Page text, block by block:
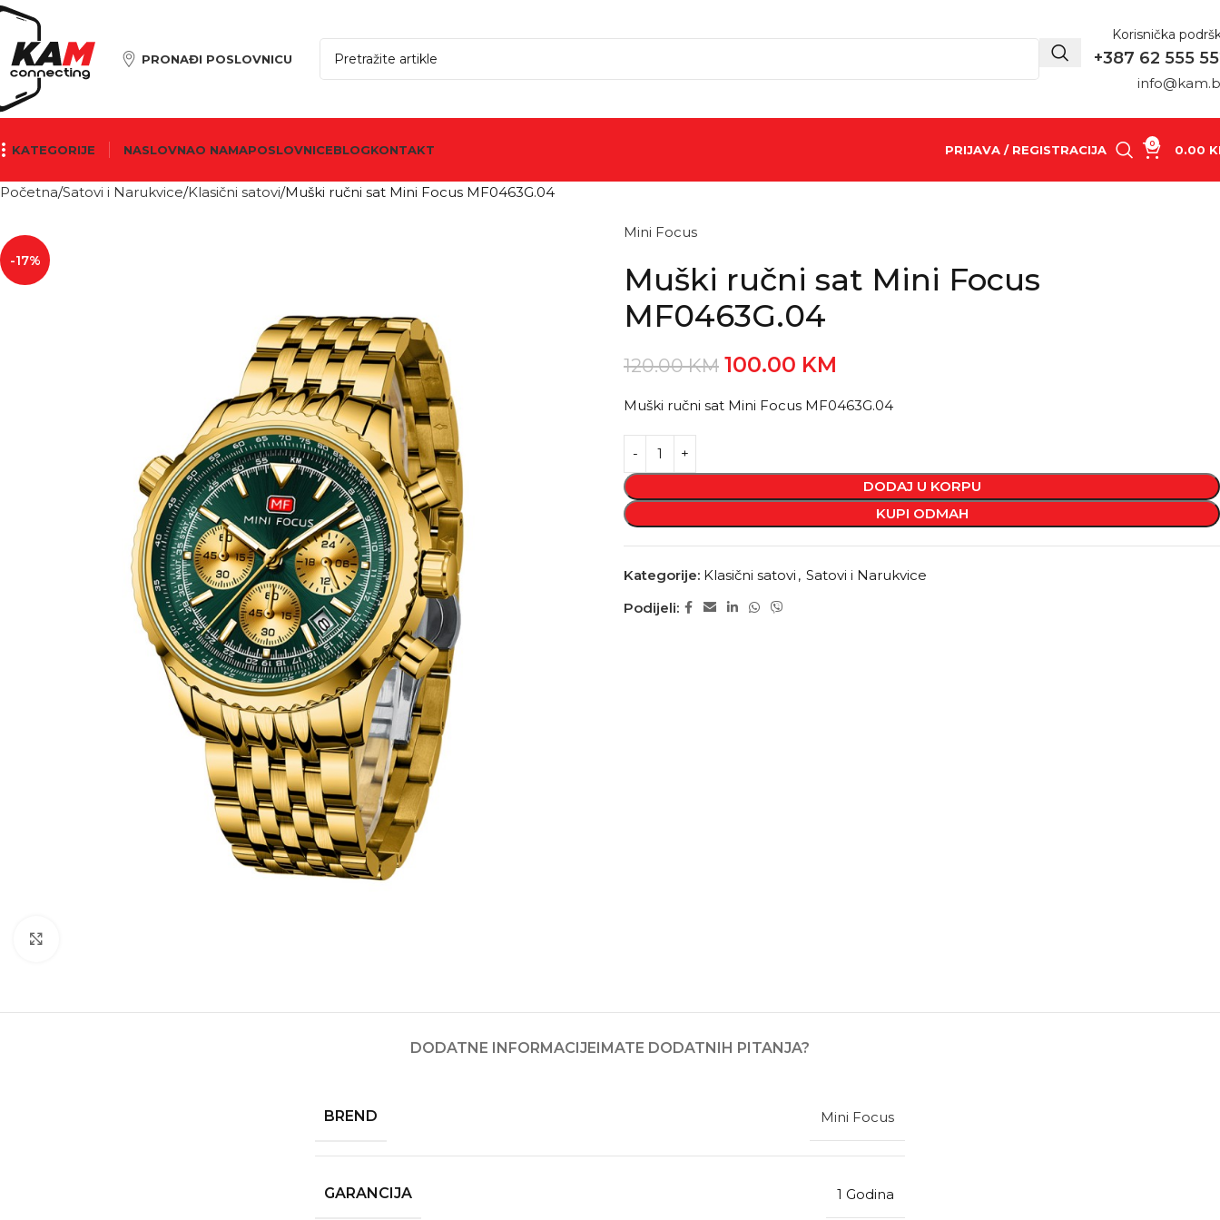
PRONAĐI POSLOVNICU
Korisnička
+387 62 555
KATEGORIJE NASLOVNAO NAMAPOSLOVNICEBLOGKONTAKT PRIJAVA / REGISTRACIJA 0 0.00
Početna Satovi i Narukvice Klasični satovi Muški ručni sat Mini Focus MF0463G.04
-17%
Mini Focus
Muški ručni sat Mini Focus
MF0463G.04
120.00KM 100.00 KM
Muški ručni sat Mini Focus MF0463G.04
DODAJ U KORPU
KUPI ODMAH
Kategorije: Klasični satovi , Satovi i Narukvice
Podijeli:
DODATNE INFORMACIJEIMATE DODATNIH PITANJA?
BREND Mini Focus
GARANCIJA 1 Godina